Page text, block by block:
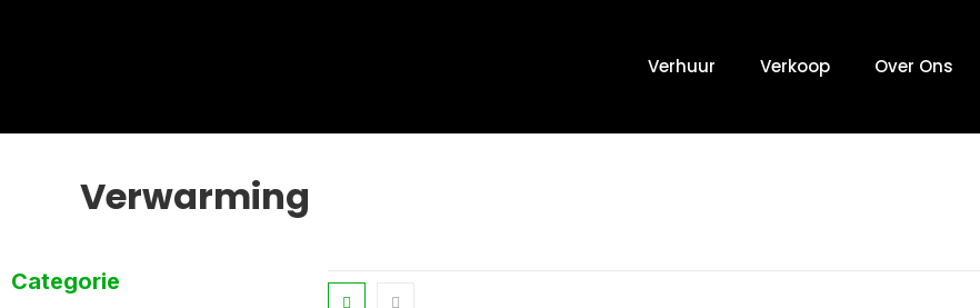
Verhuur Verkoop Over Ons
Verwarming
Categorie